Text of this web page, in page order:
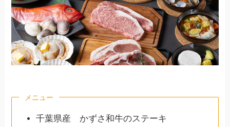
メニュー
千葉県産 かずさ和牛のステーキ